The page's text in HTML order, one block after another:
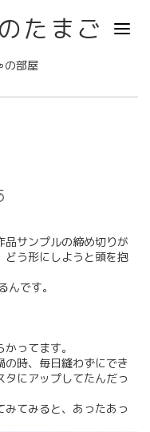
たまご
の部屋
品サンプルの締め切りが
どう形にしようと頭を抱
です。
ってます。
時、毎日縫わずにでき
にアップしてたんだっ
てみると、あったあっ